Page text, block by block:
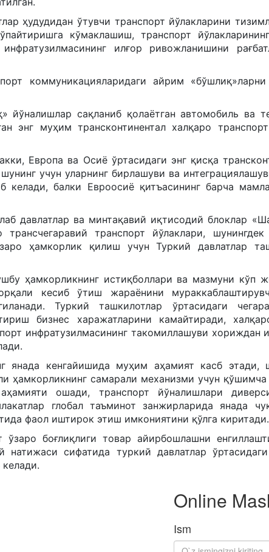
ҳудудидан ўтувчи транспорт йўлакларини
кўмаклашиш, транспорт
илғор ривожланишини
коммуникацияларидаги айрим
йўналишлар сақланиб қолаётган автомобиль ва
энг муҳим трансконтинентал халқаро
Европа ва Осиё ўртасидаги энг қисқа
учун уларнинг бирлашуви ва
келади, балки Евроосиё қитъасининг барча
давлатлар ва минтақавий иқтисодий блоклар
трансчегаравий транспорт йўлаклари,
ҳамкорлик қилиш учун Туркий давлатлар
ҳамкорликнинг истиқболлари ва мазмуни кўп
кесиб ўтиш жараёнини
Туркий ташкилотлар ўртасидаги
бизнес харажатларини камайтиради,
инфратузилмасининг такомиллашуви хориждан
янада кенгайишида муҳим аҳамият касб этади,
ҳамкорликнинг самарали механизми учун
аҳамияти ошади, транспорт йўналишлари
глобал таъминот занжирларида янада
фаол иштирок этиш имкониятини қўлга киритади.
боғлиқлиги товар айирбошлашни
натижаси сифатида туркий давлатлар
Online
Ism